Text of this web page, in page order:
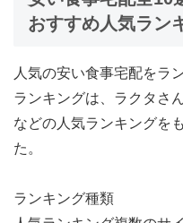
おすすめ人気ラン
人気の安い食事宅配をラ
ランキングは、ラクタさ
などの人気ランキングを
た。
ランキング種類